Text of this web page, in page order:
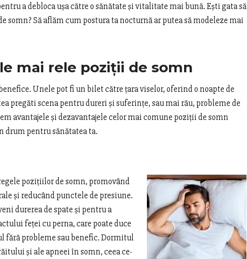
a debloca ușa către o sănătate și vitalitate mai bună. Ești gata să
Să aflăm cum postura ta nocturnă ar putea să modeleze mai
mai rele poziții de somn
Unele pot fi un bilet către țara viselor, oferind o noapte de
pregăti scena pentru dureri și suferințe, sau mai rău, probleme de
avantajele și dezavantajele celor mai comune poziții de somn
drum pentru sănătatea ta.
pozițiilor de somn, promovând
și reducând punctele de presiune.
durerea de spate și pentru a
feței cu perna, care poate duce
fără probleme sau benefic. Dormitul
și ale apneei în somn, ceea ce-